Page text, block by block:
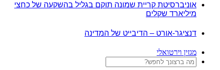
אוניברסיטת קריית שמונה תוקם בגליל בהשקעה של כחצי
מיליארד שקלים
דנציגר-אורט – הדיבייט של המדינה
מגזין וירטואלי